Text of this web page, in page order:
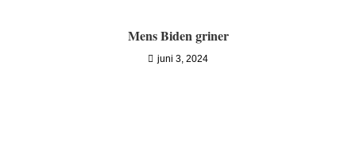
Mens Biden griner
juni 3, 2024